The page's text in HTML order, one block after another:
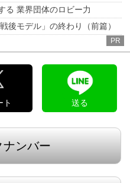
る 業界団体のロビー力
後モデル」の終わり（前篇）
PR
ト 送る
ナンバー